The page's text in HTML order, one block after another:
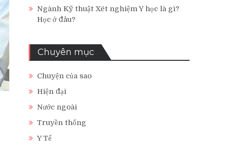
Ngành Kỹ thuật Xét nghiệm Y học là gì?
Học ở đâu?
Chuyên mục
Chuyện của sao
Hiện đại
Nước ngoài
Truyền thống
Y Tế